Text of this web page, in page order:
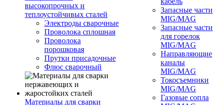
высокопрочных и
теплоустойчивых сталей
Электроды сварочные
Проволока сплошная
Проволока
порошковая
Прутки присадочные
Флюс сварочный
Материалы для сварки
Запасные части
MIG/MAG
Запасные части
для горелок
MIG/MAG
Направляющие
каналы
MIG/MAG
Токосъемники
MIG/MAG
Газовые сопла